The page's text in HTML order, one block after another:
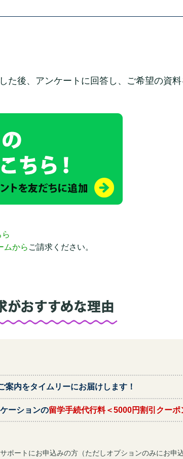
た後、アンケートに回答し、ご希望の資
ムから ご請求ください。
内をタイムリーにお届けします！
ーションの留学手続代行料＜5000円割引クー
ートにお申込みの方（ただしオプションのみにお申